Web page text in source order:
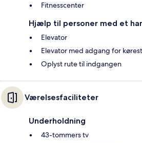
Fitnesscenter
Hjælp til personer med et
Elevator
Elevator med adgang for
Oplyst rute til indgangen
Værelsesfaciliteter
Underholdning
43-tommers tv